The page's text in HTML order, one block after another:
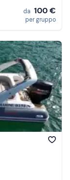
da 100 €
per gruppo